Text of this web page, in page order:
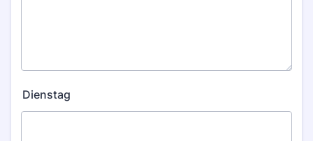
Dienstag